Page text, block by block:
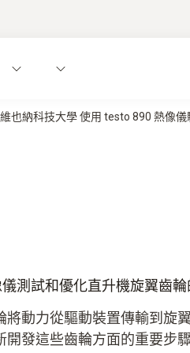
也納科技大學 使用 testo 890 熱像
測試和優化直升機旋翼齒
將動力從驅動裝置傳輸到旋
發這些齒輪方面的重要步